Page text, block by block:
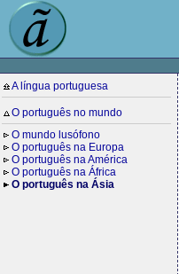
A língua portuguesa
O português no mundo
O mundo lusófono
O português na Europa
O português na América
O português na África
O português na Ásia